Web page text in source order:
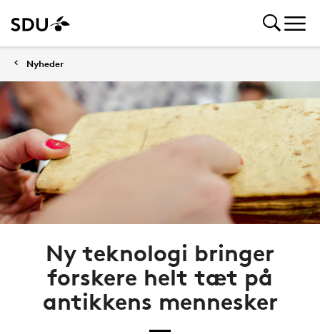
Nyheder
Ny teknologi bringer
forskere helt tæt på
antikkens mennesker